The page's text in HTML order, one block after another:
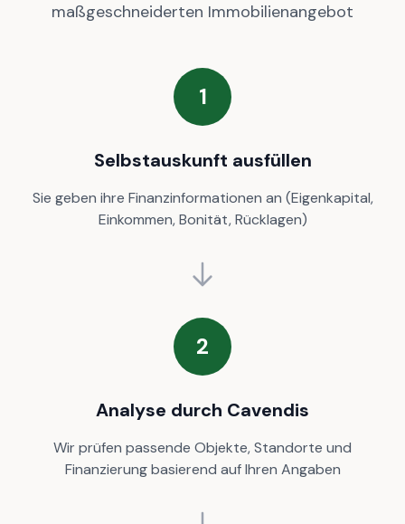
maßgeschneiderten Immobilienangebot
1
Selbstauskunft ausfüllen
Sie geben ihre Finanzinformationen an (Eigenkapital,
Einkommen, Bonität, Rücklagen)
2
Analyse durch Cavendis
Wir prüfen passende Objekte, Standorte und
Finanzierung basierend auf Ihren Angaben